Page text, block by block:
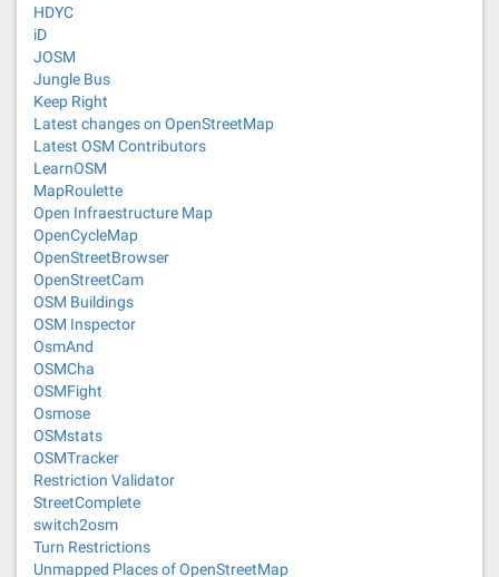
HDYC
iD
JOSM
Jungle Bus
Keep Right
Latest changes on OpenStreetMap
Latest OSM Contributors
LearnOSM
MapRoulette
Open Infraestructure Map
OpenCycleMap
OpenStreetBrowser
OpenStreetCam
OSM Buildings
OSM Inspector
OsmAnd
OSMCha
OSMFight
Osmose
OSMstats
OSMTracker
Restriction Validator
StreetComplete
switch2osm
Turn Restrictions
Unmapped Places of OpenStreetMap